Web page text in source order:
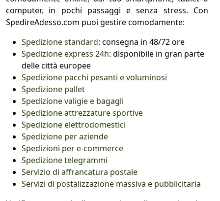
computer, in pochi passaggi e senza stress. Con
SpedireAdesso.com puoi gestire comodamente:
Spedizione standard: consegna in 48/72 ore
Spedizione express 24h: disponibile in gran parte
delle città europee
Spedizione pacchi pesanti e voluminosi
Spedizione pallet
Spedizione valigie e bagagli
Spedizione attrezzature sportive
Spedizione elettrodomestici
Spedizione per aziende
Spedizioni per e-commerce
Spedizione telegrammi
Servizio di affrancatura postale
Servizi di postalizzazione massiva e pubblicitaria